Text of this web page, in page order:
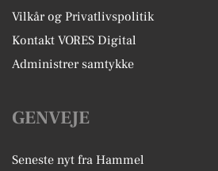
Vilkår og Privatlivspolitik
Kontakt VORES Digital
Administrer samtykke
GENVEJE
Seneste nyt fra Hammel